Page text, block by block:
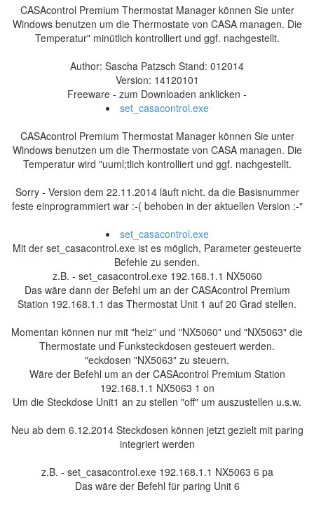
CASAcontrol Premium Thermostat Manager können Sie unter
Windows benutzen um die Thermostate von CASA managen. Die
Temperatur" minütlich kontrolliert und ggf. nachgestellt.
Author: Sascha Patzsch Stand: 012014
Version: 14120101
Freeware - zum Downloaden anklicken -
set_casacontrol.exe
CASAcontrol Premium Thermostat Manager können Sie unter
Windows benutzen um die Thermostate von CASA managen. Die
Temperatur wird "uuml;tlich kontrolliert und ggf. nachgestellt.
Sorry - Version dem 22.11.2014 läuft nicht. da die Basisnummer
feste einprogrammiert war :-( behoben in der aktuellen Version :-"
set_casacontrol.exe
Mit der set_casacontrol.exe ist es möglich, Parameter gesteuerte
Befehle zu senden.
z.B. - set_casacontrol.exe 192.168.1.1 NX5060
Das wäre dann der Befehl um an der CASAcontrol Premium
Station 192.168.1.1 das Thermostat Unit 1 auf 20 Grad stellen.
Momentan können nur mit "heiz" und "NX5060" und "NX5063" die
Thermostate und Funksteckdosen gesteuert werden.
"eckdosen "NX5063" zu steuern.
Wäre der Befehl um an der CASAcontrol Premium Station
192.168.1.1 NX5063 1 on
Um die Steckdose Unit1 an zu stellen "off" um auszustellen u.s.w.
Neu ab dem 6.12.2014 Steckdosen können jetzt gezielt mit paring
integriert werden
z.B. - set_casacontrol.exe 192.168.1.1 NX5063 6 pa
Das wäre der Befehl für paring Unit 6